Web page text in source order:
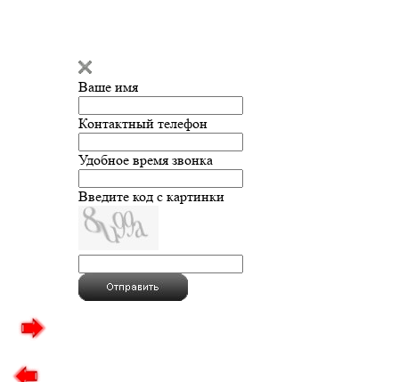
Ваше имя
Контактный телефон
Удобное время звонка
Введите код с картинки
Введите сообщение